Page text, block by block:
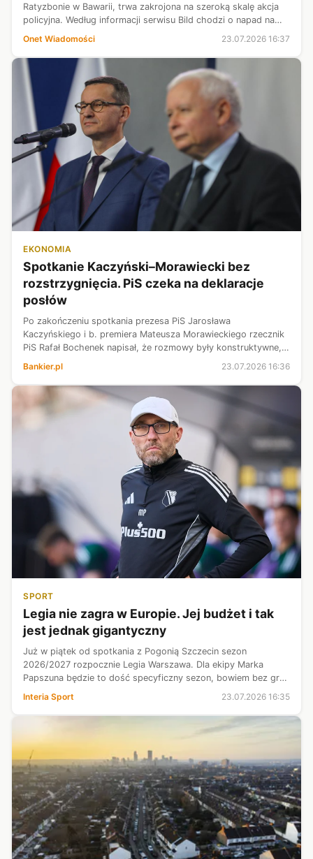
Ratyzbonie w Bawarii, trwa zakrojona na szeroką skalę akcja
policyjna. Według informacji serwisu Bild chodzi o napad na
bank połączony z wzięciem zakładników.
Onet Wiadomości 23.07.2026 16:37
EKONOMIA
Spotkanie Kaczyński–Morawiecki bez
rozstrzygnięcia. PiS czeka na deklaracje
posłów
Po zakończeniu spotkania prezesa PiS Jarosława
Kaczyńskiego i b. premiera Mateusza Morawieckiego rzecznik
PiS Rafał Bochenek napisał, że rozmowy były konstruktywne,
Czas na złożenie oświad...
Bankier.pl 23.07.2026 16:36
SPORT
Legia nie zagra w Europie. Jej budżet i tak
jest jednak gigantyczny
Już w piątek od spotkania z Pogonią Szczecin sezon
2026/2027 rozpocznie Legia Warszawa. Dla ekipy Marka
Papszuna będzie to dość specyficzny sezon, bowiem bez gry
w europejskich pucharach. To oczywiście odbiło się na
klubowym budżecie, który jest wcią...
Interia Sport 23.07.2026 16:35